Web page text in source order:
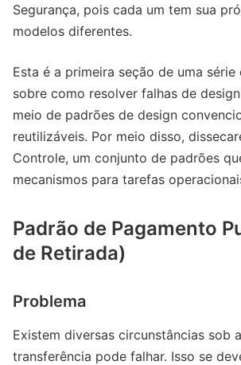
Segurança, pois cada um tem sua
modelos diferentes.
Esta é a primeira seção de uma
sobre como resolver falhas de
meio de padrões de design
reutilizáveis. Por meio disso,
Controle, um conjunto de padrões
mecanismos para tarefas
Padrão de Pagamento
de Retirada)
Problema
Existem diversas circunstâncias sob
transferência pode falhar. Isso se